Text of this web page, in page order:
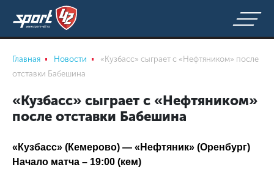
Главная Новости
«Кузбасс» сыграет с «Нефтяником» после
отставки Бабешина
«Кузбасс» сыграет с «Нефтяником»
после отставки Бабешина
«Кузбасс» (Кемерово) — «Нефтяник» (Оренбург)
Начало матча – 19:00 (кем)